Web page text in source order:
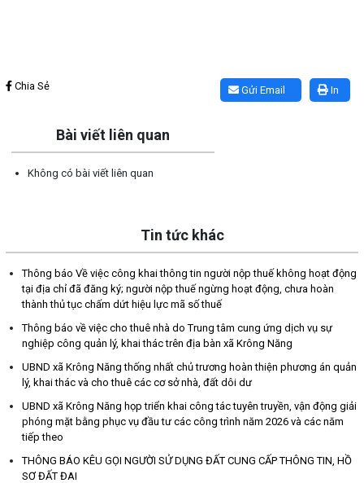
In
Gửi Email
Chia Sẻ
Bài viết liên quan
Không có bài viết liên quan
Tin tức khác
Thông báo Về việc công khai thông tin người nộp thuế không hoạt động
tại địa chỉ đã đăng ký; người nộp thuế ngừng hoạt động, chưa hoàn
thành thủ tục chấm dứt hiệu lực mã số thuế
Thông báo về việc cho thuê nhà do Trung tâm cung ứng dịch vụ sự
nghiệp công quản lý, khai thác trên địa bàn xã Krông Năng
UBND xã Krông Năng thống nhất chủ trương hoàn thiện phương án quản
lý, khai thác và cho thuê các cơ sở nhà, đất dôi dư
UBND xã Krông Năng họp triển khai công tác tuyên truyền, vận động giải
phóng mặt bằng phục vụ đầu tư các công trình năm 2026 và các năm
tiếp theo
THÔNG BÁO KÊU GỌI NGƯỜI SỬ DỤNG ĐẤT CUNG CẤP THÔNG TIN, HỒ
SƠ ĐẤT ĐAI